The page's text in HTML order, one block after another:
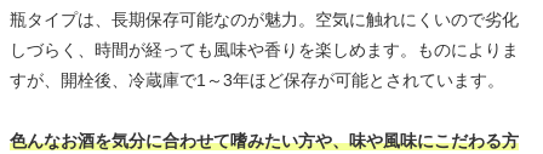
瓶タイプは、長期保存可能なのが魅力。空気に触れにくいので劣化
しづらく、時間が経っても風味や香りを楽しめます。ものによりま
すが、開栓後、冷蔵庫で1～3年ほど保存が可能とされています。
色んなお酒を気分に合わせて嗜みたい方や、味や風味にこだわる方